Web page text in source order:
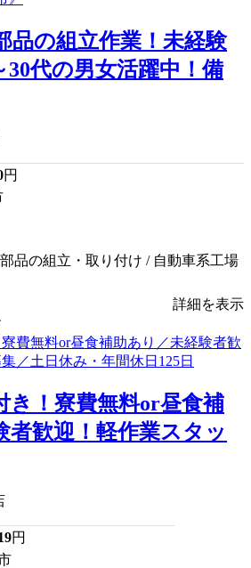
品の組立作業！未経験
代の男女活躍中！備
円
品の組立・取り付け / 自動車系工場
詳細を表示
き！寮費無料or昼食補
者歓迎！軽作業スタッ
円